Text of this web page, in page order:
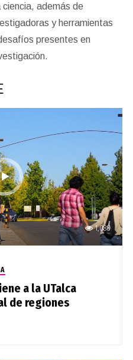
ciencia, además de
y herramientas
presentes en
1,088
a la UTalca
de regiones